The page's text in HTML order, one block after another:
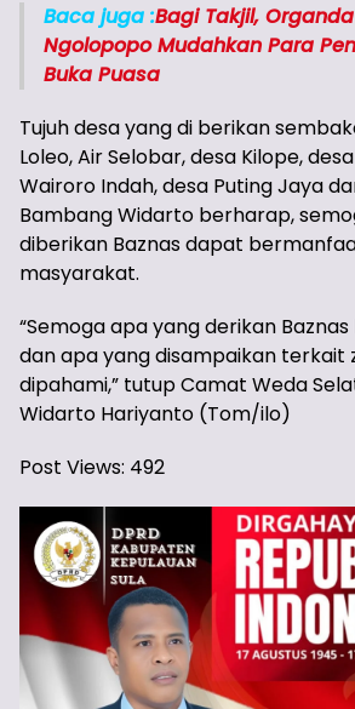
Baca juga :Bagi Takjil,
Ngolopopo Mudahkan Para
Buka Puasa
Tujuh desa yang di berikan
Loleo, Air Selobar, desa Kilope,
Wairoro Indah, desa Puting Jaya
Bambang Widarto berharap,
diberikan Baznas dapat
masyarakat.
“Semoga apa yang derikan
dan apa yang disampaikan terkait
dipahami,” tutup Camat Weda
Widarto Hariyanto (Tom/ilo)
Post Views: 492